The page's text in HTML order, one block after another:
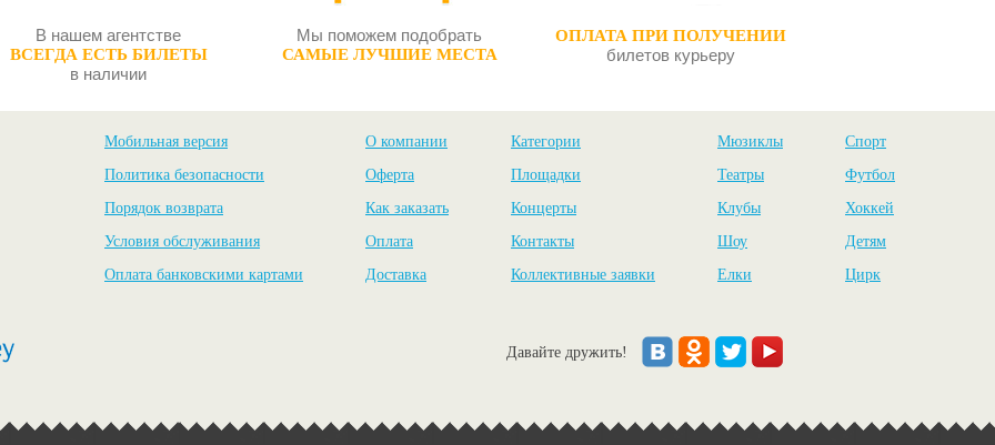
В нашем агентстве
ВСЕГДА ЕСТЬ БИЛЕТЫ
в наличии
Мы поможем подобрать
САМЫЕ ЛУЧШИЕ МЕСТА
ОПЛАТА ПРИ ПОЛУЧЕНИИ
билетов курьеру
Мобильная версия
Политика безопасности
Порядок возврата
Условия обслуживания
Оплата банковскими картами
О компании
Оферта
Как заказать
Оплата
Доставка
Категории
Площадки
Концерты
Контакты
Коллективные заявки
Мюзиклы
Театры
Клубы
Шоу
Елки
Спорт
Футбол
Хоккей
Детям
Цирк
Давайте дружить!